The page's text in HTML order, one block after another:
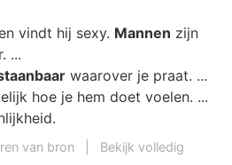
vindt hij sexy. Mannen zijn
...
waarover je praat. ...
hoe je hem doet voelen. ...
van bron
Bekijk volledig